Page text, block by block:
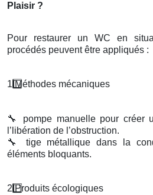
Plaisir ?
Pour restaurer un WC en
procédés peuvent être appliqués :
1️ Méthodes mécaniques
🔧
pompe manuelle pour créer
l’libération de l’obstruction.
🔧
tige métallique dans la
éléments bloquants.
2️ Produits écologiques